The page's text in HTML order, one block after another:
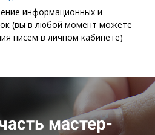
информационных и
(вы в любой момент можете
писем в личном кабинете)
мастер-